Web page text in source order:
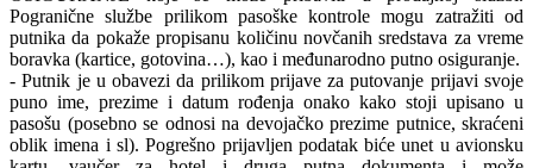
Pogranične službe prilikom pasoške kontrole mogu zatražiti od
putnika da pokaže propisanu količinu novčanih sredstava za vreme
boravka (kartice, gotovina…), kao i međunarodno putno osiguranje.
- Putnik je u obavezi da prilikom prijave za putovanje prijavi svoje
puno ime, prezime i datum rođenja onako kako stoji upisano u
pasošu (posebno se odnosi na devojačko prezime putnice, skraćeni
oblik imena i sl). Pogrešno prijavljen podatak biće unet u avionsku